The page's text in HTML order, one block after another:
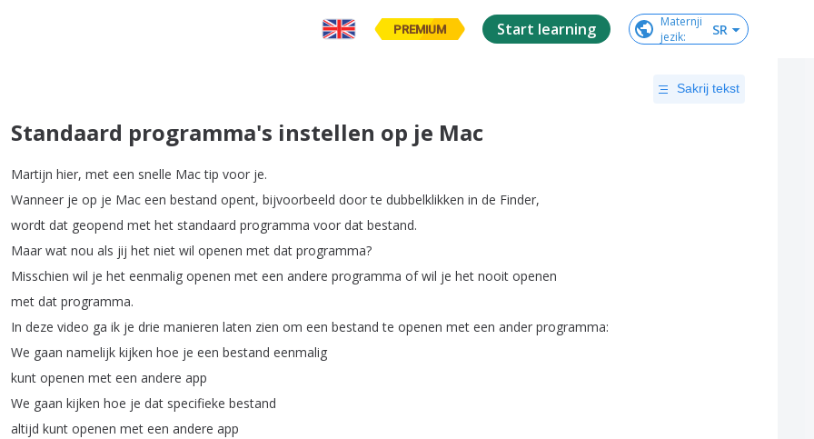
PREMIUM Start learning
Maternji
jezik: SR
Sakrij tekst
Standaard programma's instellen op je Mac
Martijn hier, met een snelle Mac tip voor je.
Wanneer je op je Mac een bestand opent, bijvoorbeeld door te dubbelklikken in de Finder,
wordt dat geopend met het standaard programma voor dat bestand.
Maar wat nou als jij het niet wil openen met dat programma?
Misschien wil je het eenmalig openen met een andere programma of wil je het nooit openen
met dat programma.
In deze video ga ik je drie manieren laten zien om een bestand te openen met een ander programma:
We gaan namelijk kijken hoe je een bestand eenmalig
kunt openen met een andere app
We gaan kijken hoe je dat specifieke bestand
altijd kunt openen met een andere app